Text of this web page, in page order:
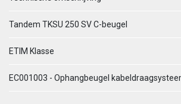
Tandem TKSU 250 SV C-beugel
ETIM Klasse
EC001003 - Ophangbeugel